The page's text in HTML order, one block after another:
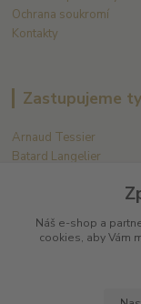
Ochrana soukromí
Kontakty
Zastupujeme
Arnaud Tessier
Batard Langelier
Chablis Daniel-Etienne
Champagne Jean-Marc
Náš e-shop a
cookies, aby Vám